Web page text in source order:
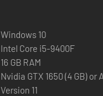
Windows 10
Intel Core i5-9400F
16 GB RAM
Nvidia GTX 1650 (4 GB) or
Version 11